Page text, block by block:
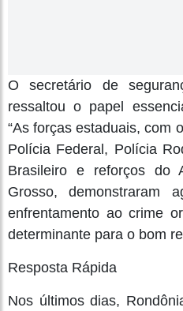
O secretário de
ressaltou o papel
“As forças estaduais, com
Polícia Federal, Polícia
Brasileiro e reforços do
Grosso, demonstraram
enfrentamento ao crime
determinante para o bom
Resposta Rápida
Nos últimos dias,